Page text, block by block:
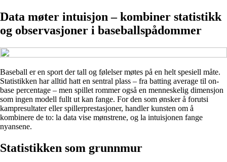
Data møter intuisjon – kombiner statistikk
og observasjoner i baseballspådommer
Baseball er en sport der tall og følelser møtes på en helt spesiell måte.
Statistikken har alltid hatt en sentral plass – fra batting average til on-
base percentage – men spillet rommer også en menneskelig dimensjon
som ingen modell fullt ut kan fange. For den som ønsker å forutsi
kampresultater eller spillerprestasjoner, handler kunsten om å
kombinere de to: la data vise mønstrene, og la intuisjonen fange
nyansene.
Statistikken som grunnmur